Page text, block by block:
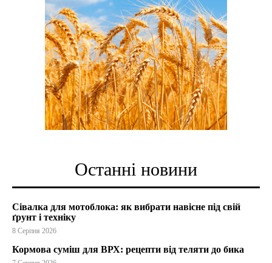
Останні новини
Сівалка для мотоблока: як вибрати навісне під свій
ґрунт і техніку
8 Серпня 2026
Кормова суміш для ВРХ: рецепти від теляти до бика